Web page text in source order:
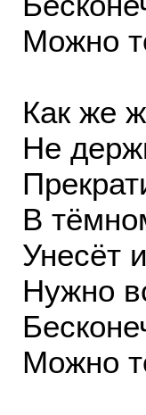
Можно
Как же
Не
В
Унесёт
Нужно
Можно